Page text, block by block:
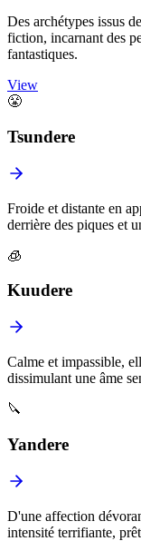
Des archétypes issus
fiction, incarnant des
fantastiques.
View
😤
Tsundere
Froide et distante en
derrière des piques et
🧊
Kuudere
Calme et impassible,
dissimulant une âme
🔪
Yandere
D'une affection
intensité terrifiante,